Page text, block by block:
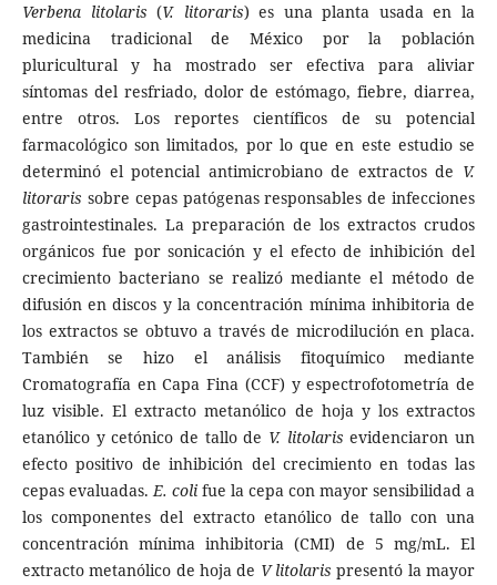
Verbena litolaris (V. litoraris) es una planta usada en la
medicina tradicional de México por la población
pluricultural y ha mostrado ser efectiva para aliviar
síntomas del resfriado, dolor de estómago, fiebre, diarrea,
entre otros. Los reportes científicos de su potencial
farmacológico son limitados, por lo que en este estudio se
determinó el potencial antimicrobiano de extractos de V.
litoraris sobre cepas patógenas responsables de infecciones
gastrointestinales. La preparación de los extractos crudos
orgánicos fue por sonicación y el efecto de inhibición del
crecimiento bacteriano se realizó mediante el método de
difusión en discos y la concentración mínima inhibitoria de
los extractos se obtuvo a través de microdilución en placa.
También se hizo el análisis fitoquímico mediante
Cromatografía en Capa Fina (CCF) y espectrofotometría de
luz visible. El extracto metanólico de hoja y los extractos
etanólico y cetónico de tallo de V. litolaris evidenciaron un
efecto positivo de inhibición del crecimiento en todas las
cepas evaluadas.E. coli fue la cepa con mayor sensibilidad a
los componentes del extracto etanólico de tallo con una
concentración mínima inhibitoria (CMI) de 5 mg/mL. El
extracto metanólico de hoja de V litolaris presentó la mayor